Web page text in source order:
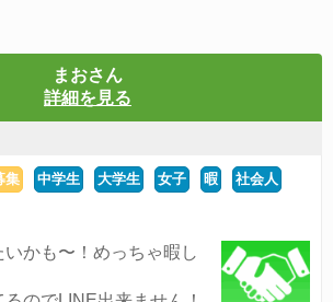
まおさん
詳細を見る
集 中学生 大学生 女子 暇 社会人
かも〜！めっちゃ暇し